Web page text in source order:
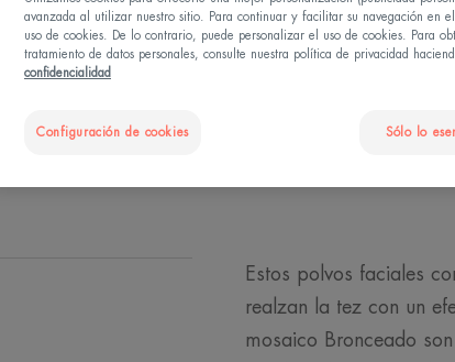
Estos polvos faciales
realzan la tez con un
mosaico Bronceado
avanzada al utilizar nuestro sitio. Para continuar y facilitar su navegación en
uso de cookies. De lo contrario, puede personalizar el uso de cookies. Para
tratamiento de datos personales, consulte nuestra política de privacidad
confidencialidad
Configuración de cookies Sólo lo